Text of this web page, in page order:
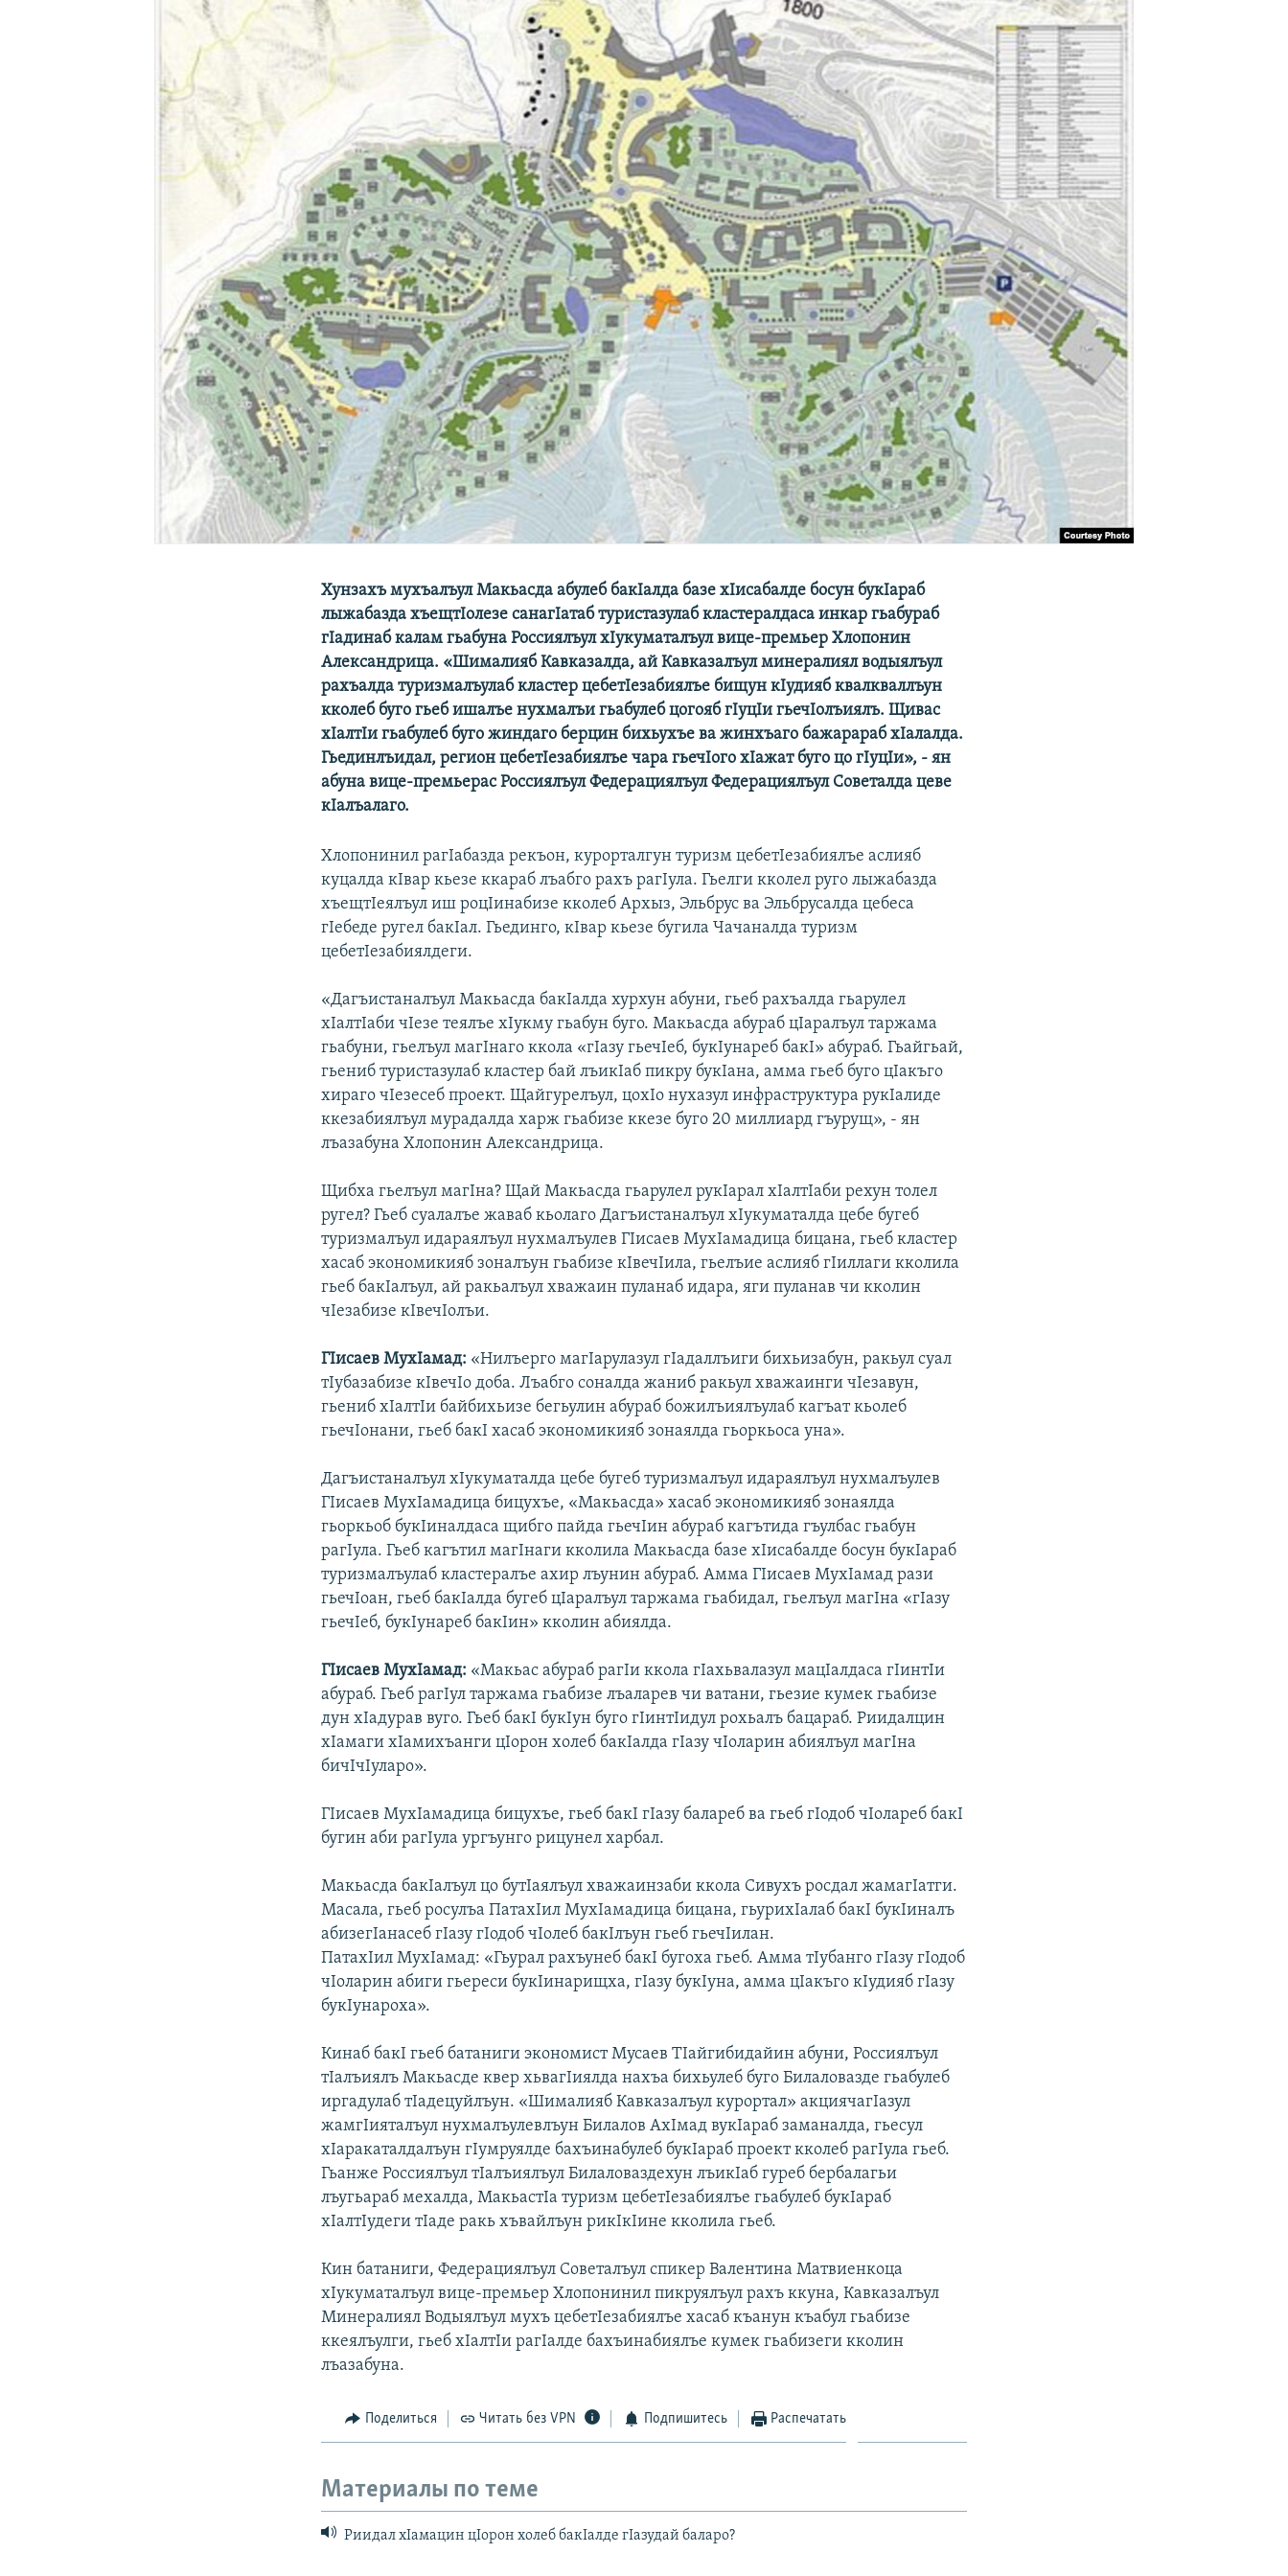
ПОДПИШИТЕСЬ НА РАССЫЛКУ
Хунзахъ мухъалъул Макьасда абулеб бакIалда базе хIисабалде босун букIараб
лыжабазда хъещтIолезе санагIатаб туристазулаб кластералдаса инкар гьабураб
гIадинаб калам гьабуна Россиялъул хIукуматалъул вице-премьер Хлопонин
Александрица. «Шималияб Кавказалда, ай Кавказалъул минералиял водыялъул
рахъалда туризмалъулаб кластер цебетIезабиялъе бищун кIудияб квалкваллъун
кколеб буго гьеб ишалъе нухмалъи гьабулеб цогояб гIуцIи гьечIолъиялъ. Щивас
хIалтIи гьабулеб буго жиндаго берцин бихьухъе ва жинхъаго бажарараб хIалалда.
Гьединлъидал, регион цебетIезабиялъе чара гьечIого хIажат буго цо гIуцIи», - ян
абуна вице-премьерас Россиялъул Федерациялъул Федерациялъул Советалда цеве
кIалъалаго.
Хлопонинил рагIабазда рекъон, курорталгун туризм цебетIезабиялъе аслияб
куцалда кIвар кьезе ккараб лъабго рахъ рагIула. Гьелги кколел руго лыжабазда
хъещтIеялъул иш роцIинабизе кколеб Архыз, Эльбрус ва Эльбрусалда цебеса
гIебеде ругел бакIал. Гьединго, кIвар кьезе бугила Чачаналда туризм
цебетIезабиялдеги.
«Дагъистаналъул Макьасда бакIалда хурхун абуни, гьеб рахъалда гьарулел
хIалтIаби чIезе теялъе хIукму гьабун буго. Макьасда абураб цIаралъул таржама
гьабуни, гьелъул магIнаго ккола «гIазу гьечIеб, букIунареб бакI» абураб. Гьайгьай,
гьениб туристазулаб кластер бай лъикIаб пикру букIана, амма гьеб буго цIакъго
хираго чIезесеб проект. Щайгурелъул, цохIо нухазул инфраструктура рукIалиде
ккезабиялъул мурадалда харж гьабизе ккезе буго 20 миллиард гъурущ», - ян
лъазабуна Хлопонин Александрица.
Щибха гьелъул магIна? Щай Макьасда гьарулел рукIарал хIалтIаби рехун толел
ругел? Гьеб суалалъе жаваб кьолаго Дагъистаналъул хIукуматалда цебе бугеб
туризмалъул идараялъул нухмалъулев ГIисаев МухIамадица бицана, гьеб кластер
хасаб экономикияб зоналъун гьабизе кIвечIила, гьелъие аслияб гIиллаги кколила
гьеб бакIалъул, ай ракьалъул хважаин пуланаб идара, яги пуланав чи кколин
чIезабизе кIвечIолъи.
ГIисаев МухIамад: «Нилъерго магIарулазул гIадаллъиги бихьизабун, ракьул суал
тIубазабизе кIвечIо доба. Лъабго соналда жаниб ракьул хважаинги чIезавун,
гьениб хIалтIи байбихьизе бегьулин абураб божилъиялъулаб кагъат кьолеб
гьечIонани, гьеб бакI хасаб экономикияб зонаялда гьоркьоса уна».
Дагъистаналъул хIукуматалда цебе бугеб туризмалъул идараялъул нухмалъулев
ГIисаев МухIамадица бицухъе, «Макьасда» хасаб экономикияб зонаялда
гьоркьоб букIиналдаса щибго пайда гьечIин абураб кагътида гъулбас гьабун
рагIула. Гьеб кагътил магIнаги кколила Макьасда базе хIисабалде босун букIараб
туризмалъулаб кластералъе ахир лъунин абураб. Амма ГIисаев МухIамад рази
гьечIоан, гьеб бакIалда бугеб цIаралъул таржама гьабидал, гьелъул магIна «гIазу
гьечIеб, букIунареб бакIин» кколин абиялда.
ГIисаев МухIамад: «Макьас абураб рагIи ккола гIахьвалазул мацIалдаса гIинтIи
абураб. Гьеб рагIул таржама гьабизе лъаларев чи ватани, гьезие кумек гьабизе
дун хIадурав вуго. Гьеб бакI букIун буго гIинтIидул рохьалъ бацараб. Риидалцин
хIамаги хIамихъанги цIорон холеб бакIалда гIазу чIоларин абиялъул магIна
бичIчIуларо».
ГIисаев МухIамадица бицухъе, гьеб бакI гIазу балареб ва гьеб гIодоб чIолареб бакI
бугин аби рагIула ургъунго рицунел харбал.
Макьасда бакIалъул цо бутIаялъул хважаинзаби ккола Сивухъ росдал жамагIатги.
Масала, гьеб росулъа ПатахIил МухIамадица бицана, гьурихIалаб бакI букIиналъ
абизегIанасеб гIазу гIодоб чIолеб бакIлъун гьеб гьечIилан.
ПатахIил МухIамад: «Гьурал рахъунеб бакI бугоха гьеб. Амма тIубанго гIазу гIодоб
чIоларин абиги гьереси букIинарищха, гIазу букIуна, амма цIакъго кIудияб гIазу
букIунароха».
Кинаб бакI гьеб батаниги экономист Мусаев ТIайгибидайин абуни, Россиялъул
тIалъиялъ Макьасде квер хьвагIиялда нахъа бихьулеб буго Билаловазде гьабулеб
иргадулаб тIадецуйлъун. «Шималияб Кавказалъул курортал» акциячагIазул
жамгIияталъул нухмалъулевлъун Билалов АхIмад вукIараб заманалда, гьесул
хIаракаталдалъун гIумруялде бахъинабулеб букIараб проект кколеб рагIула гьеб.
Гьанже Россиялъул тIалъиялъул Билаловаздехун лъикIаб гуреб бербалагьи
лъугьараб мехалда, МакьастIа туризм цебетIезабиялъе гьабулеб букIараб
хIалтIудеги тIаде ракь хъвайлъун рикIкIине кколила гьеб.
Кин батаниги, Федерациялъул Советалъул спикер Валентина Матвиенкоца
хIукуматалъул вице-премьер Хлопонинил пикруялъул рахъ ккуна, Кавказалъул
Минералиял Водыялъул мухъ цебетIезабиялъе хасаб къанун къабул гьабизе
ккеялъулги, гьеб хIалтIи рагIалде бахъинабиялъе кумек гьабизеги кколин
лъазабуна.
Поделиться Читать без VPN Подпишитесь Распечатать
Материалы по теме
Риидал хIамацин цIорон холеб бакIалде гIазудай баларо?